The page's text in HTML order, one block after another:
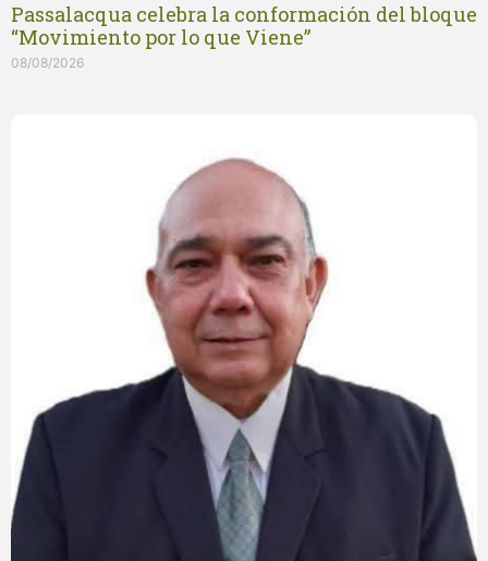
Passalacqua celebra la conformación del bloque
“Movimiento por lo que Viene”
08/08/2026